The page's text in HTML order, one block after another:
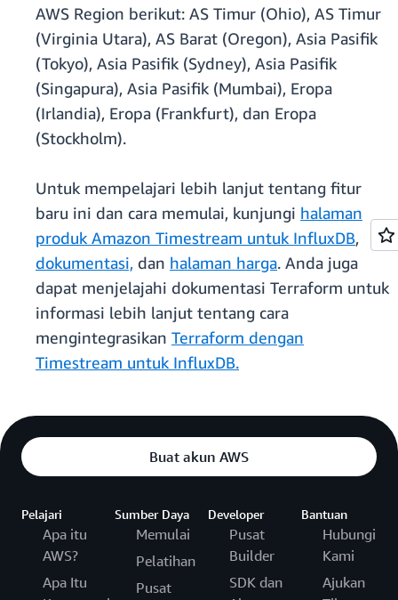
AWS Region berikut: AS Timur (Ohio), AS Timur
(Virginia Utara), AS Barat (Oregon), Asia Pasifik
(Tokyo), Asia Pasifik (Sydney), Asia Pasifik
(Singapura), Asia Pasifik (Mumbai), Eropa
(Irlandia), Eropa (Frankfurt), dan Eropa
(Stockholm).
Untuk mempelajari lebih lanjut tentang fitur
baru ini dan cara memulai, kunjungi halaman
produk Amazon Timestream untuk InfluxDB,
dokumentasi, dan halaman harga. Anda juga
dapat menjelajahi dokumentasi Terraform untuk
informasi lebih lanjut tentang cara
mengintegrasikan Terraform dengan
Timestream untuk InfluxDB.
Buat akun AWS
Pelajari
Apa itu
AWS?
Apa Itu
Sumber Daya
Memulai
Pelatihan
Pusat
Developer
Pusat
Builder
SDK dan
Bantuan
Hubungi
Kami
Ajukan